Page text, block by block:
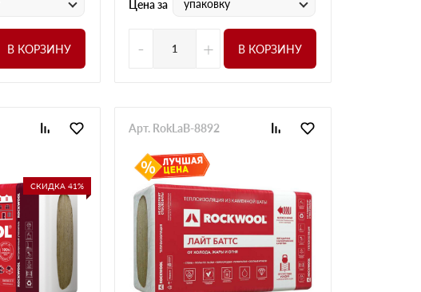
В КОРЗИНУ
Цена за упаковку
- + В КОРЗИНУ
СКИДКА 41%
Арт. RokLaB-8892